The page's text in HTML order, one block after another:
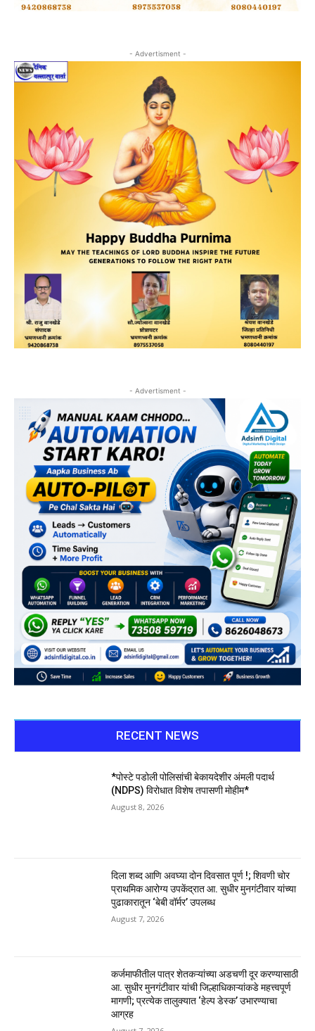
- Advertisment -
- Advertisment -
RECENT NEWS
*पोस्टे पडोली पोलिसांची बेकायदेशीर अंमली पदार्थ
(NDPS) विरोधात विशेष तपासणी मोहीम*
August 8, 2026
दिला शब्द आणि अवघ्या दोन दिवसात पूर्ण !; शिवणी चोर
प्राथमिक आरोग्य उपकेंद्रात आ. सुधीर मुनगंटीवार यांच्या
पुढाकारातून ‘बेबी वॉर्मर’ उपलब्ध
August 7, 2026
कर्जमाफीतील पात्र शेतकऱ्यांच्या अडचणी दूर करण्यासाठी
आ. सुधीर मुनगंटीवार यांची जिल्हाधिकाऱ्यांकडे महत्त्वपूर्ण
मागणी; प्रत्येक तालुक्यात ‘हेल्प डेस्क’ उभारण्याचा
आग्रह